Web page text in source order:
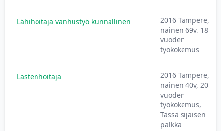
Lähihoitaja vanhustyö kunnallinen
2016 Tampere,
nainen 69v, 18
vuoden
työkokemus
Lastenhoitaja
2016 Tampere,
nainen 40v, 20
vuoden
työkokemus,
Tässä sijaisen
palkka